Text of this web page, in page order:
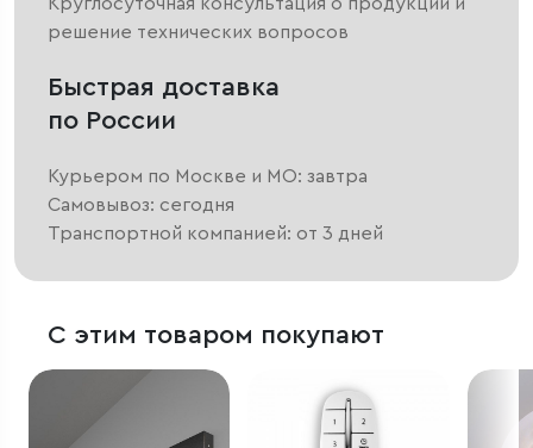
решение технических вопросов
Быстрая доставка
по России
Курьером по Москве и МО: завтра
Самовывоз: сегодня
Транспортной компанией: от 3 дней
С этим товаром покупают